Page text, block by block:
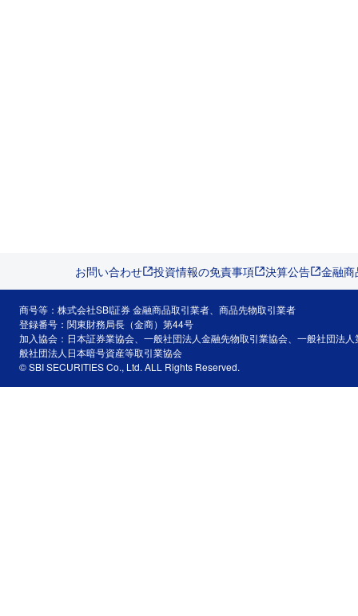
お問い合わせ 投資情報の免責事項 決算公告 金融
商号等：株式会社SBI証券 金融商品取引業者、商品先物取引業者
登録番号：関東財務局長（金商）第44号
加入協会：日本証券業協会、一般社団法人金融先物取引業協会、一般社団法
般社団法人日本暗号資産等取引業協会
© SBI SECURITIES Co., Ltd. ALL Rights Reserved.